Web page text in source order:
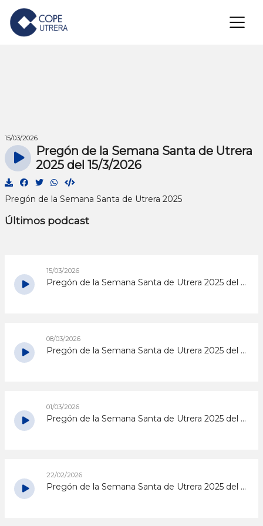
×
15/03/2026
Pregón de la Semana Santa de Utrera
2025 del 15/3/2026
Pregón de la Semana Santa de Utrera 2025
Últimos podcast
15/03/2026
Pregón de la Semana Santa de Utrera 2025 del 15/3/2026
08/03/2026
Pregón de la Semana Santa de Utrera 2025 del 8/3/2026
01/03/2026
Pregón de la Semana Santa de Utrera 2025 del 1/3/2026
22/02/2026
Pregón de la Semana Santa de Utrera 2025 del 22/2/2026